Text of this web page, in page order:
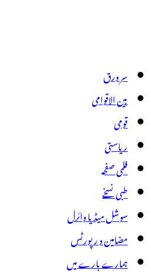
سر ورق
بین الاقوامی
قومی
ریاستی
فلمی صفحہ
طبی نسخے
سوشل میڈیا وائرل
مضامین و رپورٹس
ہمارے بارے میں